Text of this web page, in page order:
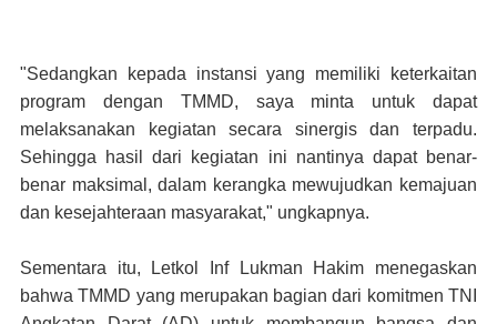
"Sedangkan kepada instansi yang memiliki keterkaitan
program dengan TMMD, saya minta untuk dapat
melaksanakan kegiatan secara sinergis dan terpadu.
Sehingga hasil dari kegiatan ini nantinya dapat benar-
benar maksimal, dalam kerangka mewujudkan kemajuan
dan kesejahteraan masyarakat," ungkapnya.
Sementara itu, Letkol Inf Lukman Hakim menegaskan
bahwa TMMD yang merupakan bagian dari komitmen TNI